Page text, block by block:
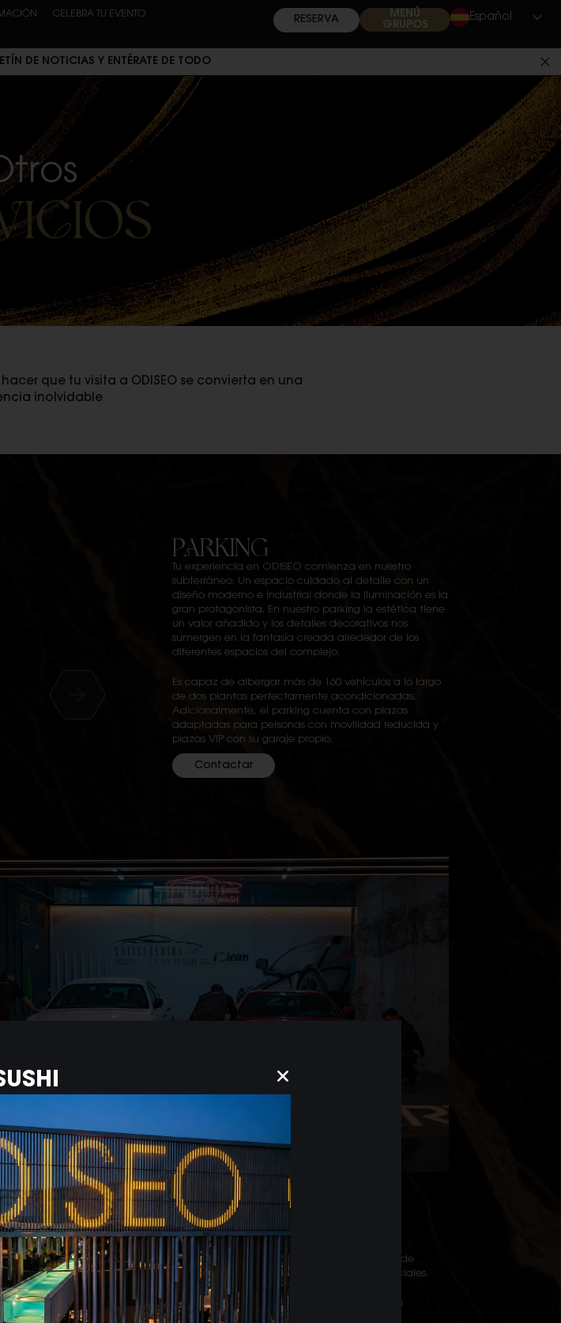
CELEBRA TU EVENTO RESERVA
MENÚ
GRUPOS
Español
DE NOTICIAS Y ENTÉRATE DE TODO
que tu visita a ODISEO se convierta en una
inolvidable
PARKING
Tu experiencia en ODISEO comienza en nuestro
subterráneo. Un espacio cuidado al detalle con un
diseño moderno e industrial donde la iluminación es la
gran protagonista. En nuestro parking la estética tiene
un valor añadido y los detalles decorativos nos
sumergen en la fantasía creada alrededor de los
diferentes espacios del complejo.
Es capaz de albergar más de 160 vehículos a lo largo
de dos plantas perfectamente acondicionadas.
Adicionalmente, el parking cuenta con plazas
adaptadas para personas con movilidad reducida y
plazas VIP con su garaje propio.
Contactar
SERVICIO
DE
TRANSFER
Disponemos de vehículo propio para servicio de
transfer para grupos, eventos y servicios especiales.
Puedes tramitar el servicio a través de nuestro
departamento de Atención al Cliente.